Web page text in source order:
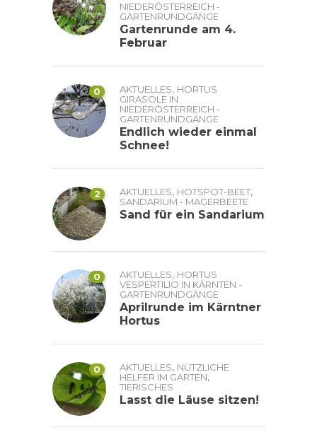
NIEDERÖSTERREICH -
GARTENRUNDGÄNGE
Gartenrunde am 4.
Februar
0 AKTUELLES, HORTUS
GIRASOLE IN
NIEDERÖSTERREICH -
GARTENRUNDGÄNGE
Endlich wieder einmal
Schnee!
2 AKTUELLES, HOTSPOT-BEET,
SANDARIUM - MAGERBEETE
Sand für ein Sandarium
0 AKTUELLES, HORTUS
VESPERTILIO IN KÄRNTEN -
GARTENRUNDGÄNGE
Aprilrunde im Kärntner
Hortus
0 AKTUELLES, NÜTZLICHE
HELFER IM GARTEN,
TIERISCHES
Lasst die Läuse sitzen!